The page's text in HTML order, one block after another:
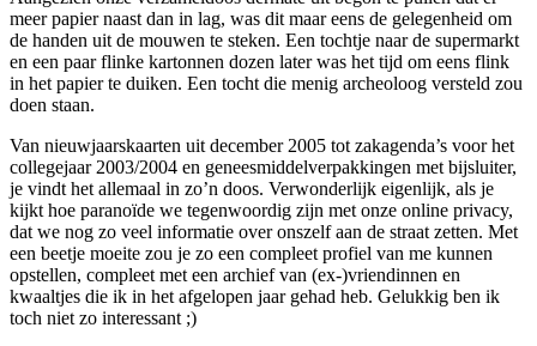
meer papier naast dan in lag, was dit maar eens de gelegenheid om
de handen uit de mouwen te steken. Een tochtje naar de supermarkt
en een paar flinke kartonnen dozen later was het tijd om eens flink
in het papier te duiken. Een tocht die menig archeoloog versteld zou
doen staan.
Van nieuwjaarskaarten uit december 2005 tot zakagenda’s voor het
collegejaar 2003/2004 en geneesmiddelverpakkingen met bijsluiter,
je vindt het allemaal in zo’n doos. Verwonderlijk eigenlijk, als je
kijkt hoe paranoïde we tegenwoordig zijn met onze online privacy,
dat we nog zo veel informatie over onszelf aan de straat zetten. Met
een beetje moeite zou je zo een compleet profiel van me kunnen
opstellen, compleet met een archief van (ex-)vriendinnen en
kwaaltjes die ik in het afgelopen jaar gehad heb. Gelukkig ben ik
toch niet zo interessant ;)